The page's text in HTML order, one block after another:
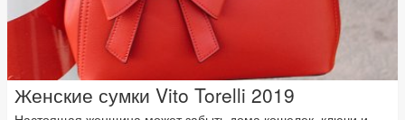
Женские сумки Vito Torelli 2019